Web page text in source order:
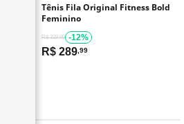
Tênis Fila Original Fitness Bold
Feminino
R$ 329,99 -12%
R$ 289,99